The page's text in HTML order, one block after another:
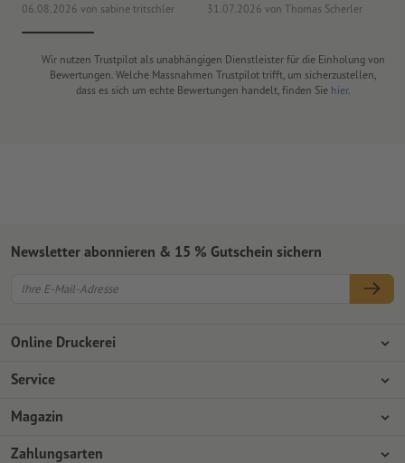
06.08.2026 von sabine tritschler 31.07.2026 von Thomas Scherler
Wir nutzen Trustpilot als unabhängigen Dienstleister für die Einholung von
Bewertungen. Welche Massnahmen Trustpilot trifft, um sicherzustellen,
dass es sich um echte Bewertungen handelt, finden Sie hier.
Online Druckerei
Über Onlineprinters
Presse
Service
Zahlungsarten
Versand
Magazin
Design
Zahlungsarten
Newsletter abonnieren & 15 % Gutschein sichern